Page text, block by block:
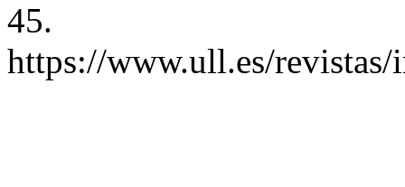
45.
https://www.ull.es/